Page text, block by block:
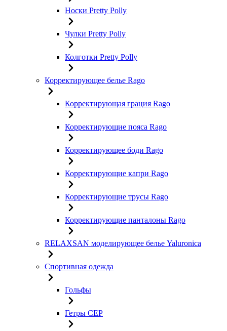
Носки Pretty Polly
Чулки Pretty Polly
Колготки Pretty Polly
Корректирующее белье Rago
Корректирующая грация Rago
Корректирующие пояса Rago
Корректирующее боди Rago
Корректирующие капри Rago
Корректирующие трусы Rago
Корректирующие панталоны Rago
RELAXSAN моделирующее белье Yaluroniсa
Спортивная одежда
Гольфы
Гетры CEP